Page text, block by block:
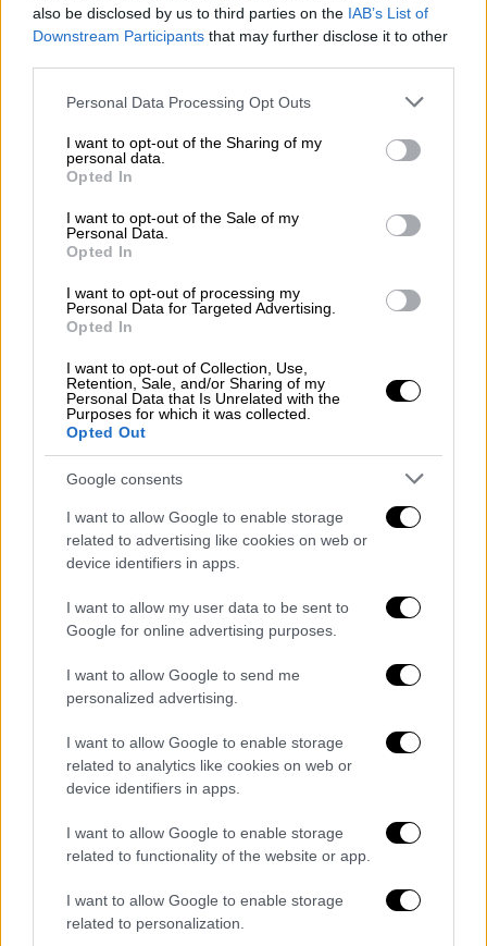
also be disclosed by us to third parties on the IAB’s List of
Downstream Participants that may further disclose it to other
Please note that this website/app uses one or more Google
not limited to your visit or usage behaviour. You may click to
grant or deny consent to Google and its third-party tags to
use your data for below specified purposes in below Google
consent section.
Personal Data Processing Opt Outs
I want to opt-out of the Sharing of my
personal data.
Opted In
I want to opt-out of the Sale of my
Personal Data.
Opted In
I want to opt-out of processing my
Personal Data for Targeted Advertising.
Opted In
I want to opt-out of Collection, Use,
Retention, Sale, and/or Sharing of my
Personal Data that Is Unrelated with the
Purposes for which it was collected.
Opted Out
Google consents
I want to allow Google to enable storage
related to advertising like cookies on web or
device identifiers in apps.
I want to allow my user data to be sent to
Google for online advertising purposes.
I want to allow Google to send me
personalized advertising.
I want to allow Google to enable storage
related to analytics like cookies on web or
device identifiers in apps.
I want to allow Google to enable storage
related to functionality of the website or app.
I want to allow Google to enable storage
related to personalization.
Alpha Bank: «Έπεσε» το ebanking